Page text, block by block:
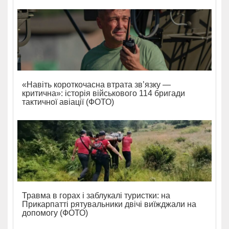
«Навіть короткочасна втрата зв’язку —
критична»: історія військового 114 бригади
тактичної авіації (ФОТО)
Травма в горах і заблукалі туристки: на
Прикарпатті рятувальники двічі виїжджали на
допомогу (ФОТО)